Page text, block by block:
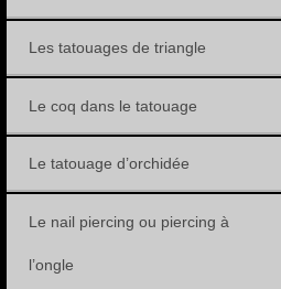
Les tatouages de triangle
Le coq dans le tatouage
Le tatouage d’orchidée
Le nail piercing ou piercing à
l’ongle